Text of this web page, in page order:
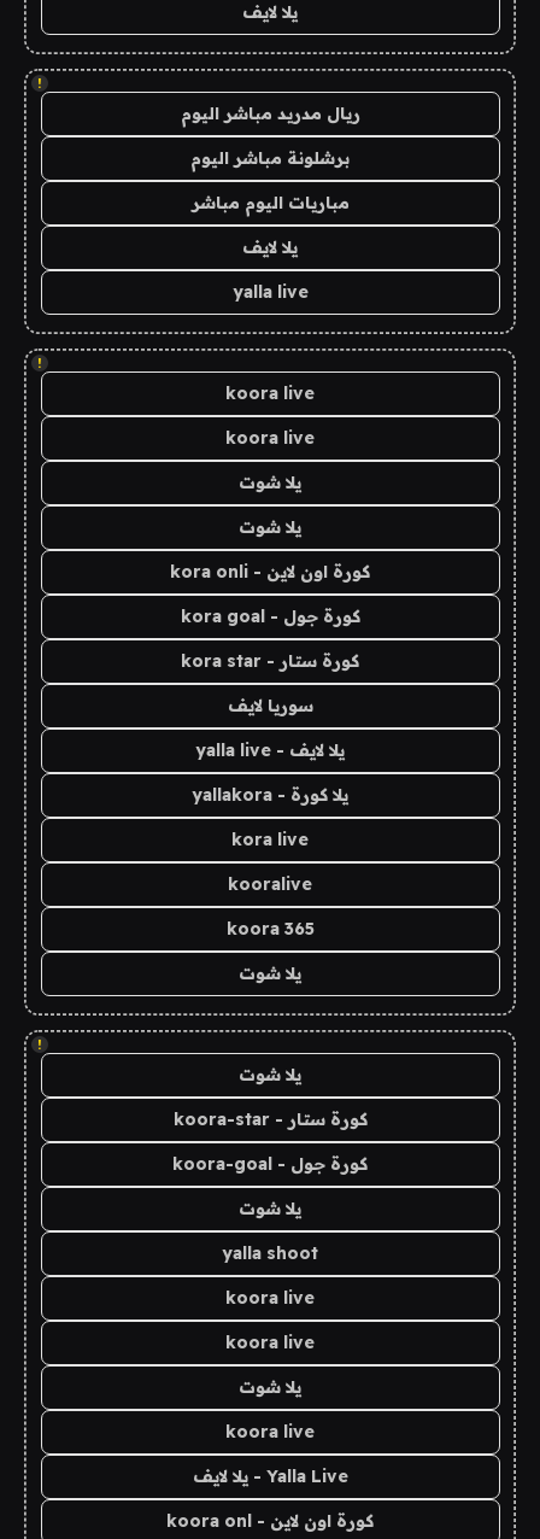
يلا لايف
!
ريال مدريد مباشر اليوم
برشلونة مباشر اليوم
مباريات اليوم مباشر
يلا لايف
yalla live
!
koora live
koora live
يلا شوت
يلا شوت
كورة اون لاين - kora onli
كورة جول - kora goal
كورة ستار - kora star
سوريا لايف
يلا لايف - yalla live
يلا كورة - yallakora
kora live
kooralive
koora 365
يلا شوت
!
يلا شوت
كورة ستار - koora-star
كورة جول - koora-goal
يلا شوت
yalla shoot
koora live
koora live
يلا شوت
koora live
Yalla Live - يلا لايف
كورة اون لاين - koora onl